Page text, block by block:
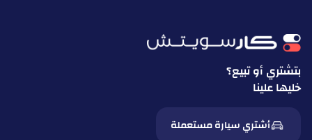
بتشتري أو تبيع؟
خليها علينا
أشتري سيارة مستعملة